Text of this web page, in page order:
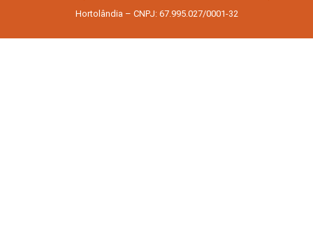
Hortolândia – CNPJ: 67.995.027/0001-32